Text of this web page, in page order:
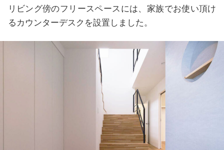
リビング傍のフリースペースには、家族でお使い頂け
るカウンターデスクを設置しました。